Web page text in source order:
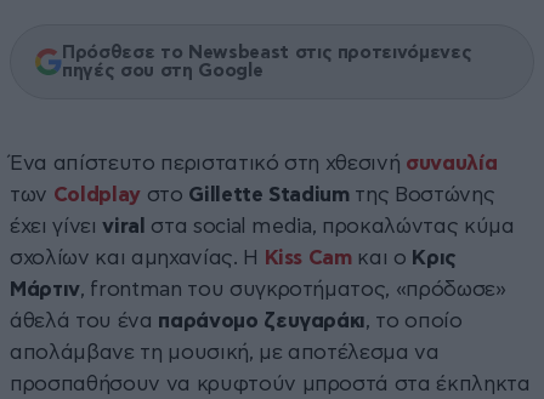
Πρόσθεσε το Newsbeast στις προτεινόμενες
πηγές σου στη Google
Ένα απίστευτο περιστατικό στη χθεσινή συναυλία
των Coldplayστο Gillette Stadiumτης Βοστώνης
έχει γίνειviral
στα social media, προκαλώντας κύμα
σχολίων και αμηχανίας. Η
Kiss Camκαι ο Κρις
Μάρτιν, frontman του συγκροτήματος, «πρόδωσε»
άθελά του ένα παράνομο ζευγαράκι, το οποίο
απολάμβανε τη μουσική, με αποτέλεσμα να
προσπαθήσουν να κρυφτούν μπροστά στα έκπληκτα